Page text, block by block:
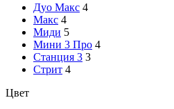
Дуо Макс 4
Макс 4
Миди 5
Мини 3 Про 4
Станция 3 3
Стрит 4
Цвет